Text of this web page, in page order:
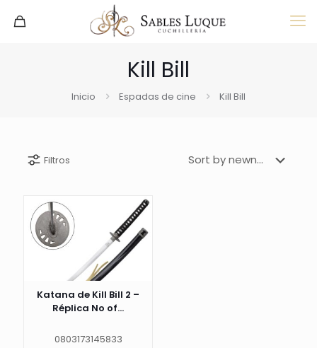
Kill Bill
Inicio Espadas de cine Kill Bill
Filtros
Katana de Kill Bill 2 –
Réplica No of...
0803173145833